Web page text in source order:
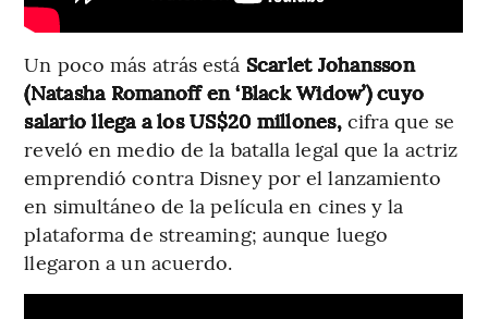
Un poco más atrás está Scarlet Johansson
(Natasha Romanoff en ‘Black Widow’) cuyo
salario llega a los US$20 millones,cifra que se
reveló en medio de la batalla legal que la actriz
emprendió contra Disney por el lanzamiento
en simultáneo de la película en cines y la
plataforma de streaming; aunque luego
llegaron a un acuerdo.